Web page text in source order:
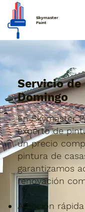
Skymaster
Paint
Servicio
Domingo
En Skymaster
experto de
un precio
pintura de
garantizamos
renovación
Atención